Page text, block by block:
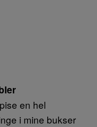
en hel
i mine bukser